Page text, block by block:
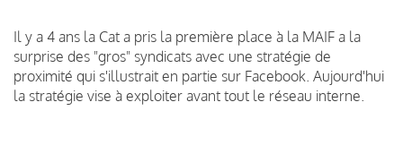
Il y a 4 ans la Cat a pris la première place à la MAIF a la
surprise des "gros" syndicats avec une stratégie de
proximité qui s'illustrait en partie sur Facebook. Aujourd'hui
la stratégie vise à exploiter avant tout le réseau interne.